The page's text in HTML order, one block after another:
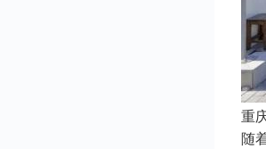
重
随